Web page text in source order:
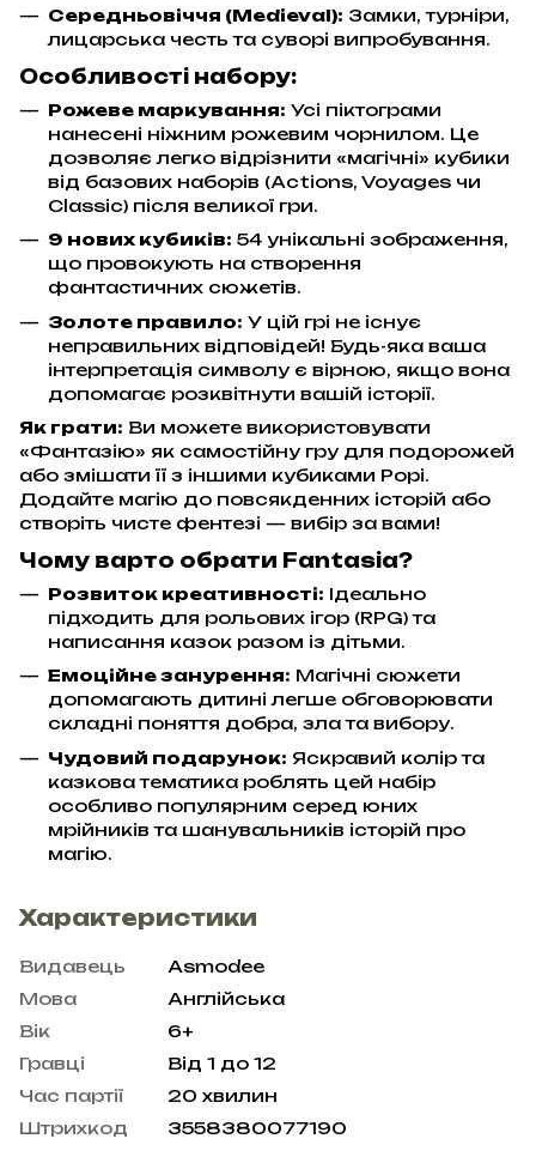
Середньовіччя (Medieval): Замки, турніри,
лицарська честь та суворі випробування.
Особливості набору:
Рожеве маркування: Усі піктограми
нанесені ніжним рожевим чорнилом. Це
дозволяє легко відрізнити «магічні» кубики
від базових наборів (Actions, Voyages чи
Classic) після великої гри.
9 нових кубиків: 54 унікальні зображення,
що провокують на створення
фантастичних сюжетів.
Золоте правило: У цій грі не існує
неправильних відповідей! Будь-яка ваша
інтерпретація символу є вірною, якщо вона
допомагає розквітнути вашій історії.
Як грати: Ви можете використовувати
«Фантазію» як самостійну гру для подорожей
або змішати її з іншими кубиками Рорі.
Додайте магію до повсякденних історій або
створіть чисте фентезі — вибір за вами!
Чому варто обрати Fantasia?
Розвиток креативності: Ідеально
підходить для рольових ігор (RPG) та
написання казок разом із дітьми.
Емоційне занурення: Магічні сюжети
допомагають дитині легше обговорювати
складні поняття добра, зла та вибору.
Чудовий подарунок: Яскравий колір та
казкова тематика роблять цей набір
особливо популярним серед юних
мрійників та шанувальників історій про
магію.
Характеристики
Видавець
Asmodee
Мова
Англійська
Вік
6+
Гравці
Від 1 до 12
Час партії
20 хвилин
Штрихкод
3558380077190